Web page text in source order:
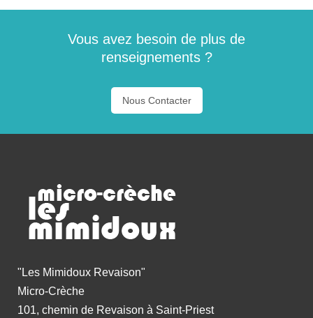
Vous avez besoin de plus de
renseignements ?
Nous Contacter
"Les Mimidoux Revaison"
Micro-Crèche
101, chemin de Revaison à Saint-Priest